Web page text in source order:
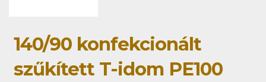
140/90 konfekcionált
szűkített T-idom PE100